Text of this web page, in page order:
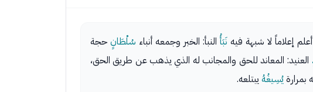
أعلم إعلاماً لا شبهة فيه نَبَأُالنبأ: الخبر وجمعه أنباء سُلْطَانٍ حجة
العنيد: المعاند للحق والمجانب له الذي يذهب عن طريق الحق،
يُسِيغُهُ يبتلعه.